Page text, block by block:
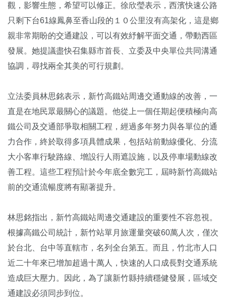
觀，影響生態，希望可以修正。徐欣瑩表示，西濱快速公路
只剩下台61線鳳鼻至香山段的１０公里沒有高架化，這是鄉
親非常期盼的交通建設，可以有效紓解平面交通，帶動西區
發展。她提議盡快召集縣市首長、立委及中央單位共同溝通
協調，尋找兩全其美的可行規劃。
立法委員林思銘表示，新竹高鐵站周邊交通動線的改善，一
直是在地民眾最關心的議題。他從上一個任期起便積極向高
鐵公司及交通部爭取相關工程，經過多年努力與各單位的通
力合作，終於取得多項具體成果，包括站前動線優化、分流
大小客車行駛路線、增設行人雨遮設施，以及停車場動線改
善工程。這些工程預計於今年底全數完工，屆時新竹高鐵站
前的交通流暢度將有顯著提升。
林思銘指出，新竹高鐵站周邊交通建設的重要性不容忽視。
根據高鐵公司統計，新竹站單月旅運量突破60萬人次，僅次
於台北、台中等直轄市，名列全台第五。而且，竹北市人口
近二十年來已增加超過十萬人，快速的人口成長對交通系統
造成巨大壓力。因此，為了讓新竹縣持續穩健發展，區域交
通建設必須同步到位。